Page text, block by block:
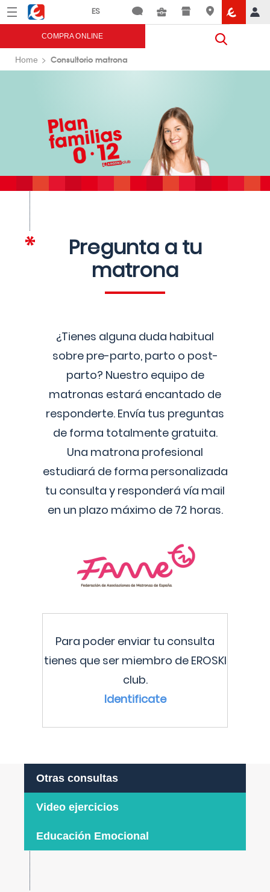
Menú Eroski
COMPRA ONLINE
Home Consultorio matrona
Pregunta a tu
matrona
¿Tienes alguna duda habitual
sobre pre-parto, parto o post-
parto? Nuestro equipo de
matronas estará encantado de
responderte. Envía tus preguntas
de forma totalmente gratuita.
Una matrona profesional
estudiará de forma personalizada
tu consulta y responderá vía mail
en un plazo máximo de 72 horas.
Para poder enviar tu consulta
tienes que ser miembro de EROSKI
club.
Identificate
Otras consultas
Video ejercicios
Educación Emocional